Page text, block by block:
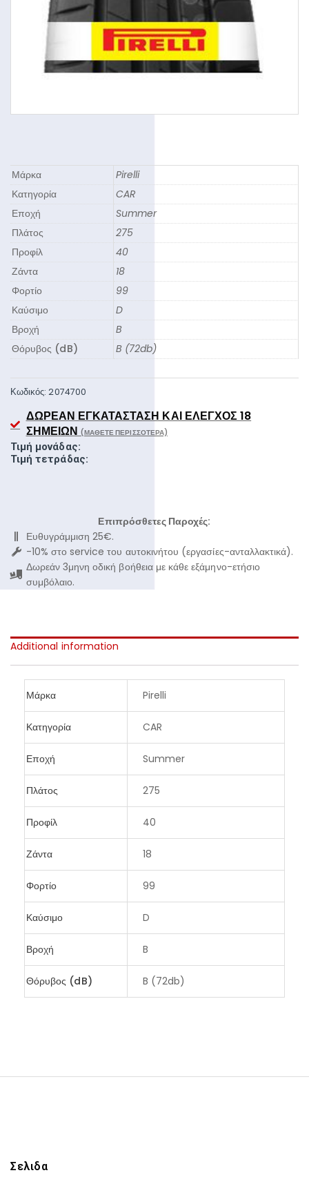
Μάρκα
Pirelli
Κατηγορία
CAR
Εποχή
Summer
Πλάτος
275
Προφίλ
40
Ζάντα
18
Φορτίο
99
Καύσιμο
D
Βροχή
B
Θόρυβος (dB)
B (72db)
Κωδικός:2074700
ΔΩΡΕΆΝ ΕΓΚΑΤΆΣΤΑΣΗ ΚΑΙ ΈΛΕΓΧΟΣ 18
ΣΗΜΕΊΩΝ (ΜΆΘΕΤΕ ΠΕΡΙΣΣΌΤΕΡΑ)
Τιμή μονάδας:
Τιμή τετράδας:
Επιπρόσθετες Παροχές:
Ευθυγράμμιση 25€.
-10% στο service του αυτοκινήτου (εργασίες-ανταλλακτικά).
Δωρεάν 3μηνη οδική βοήθεια με κάθε εξάμηνο-ετήσιο
συμβόλαιο.
Additional information
Μάρκα Pirelli
Κατηγορία CAR
Εποχή Summer
Πλάτος 275
Προφίλ 40
Ζάντα 18
Φορτίο 99
Καύσιμο D
Βροχή B
Θόρυβος (dB) B (72db)
Σελιδα